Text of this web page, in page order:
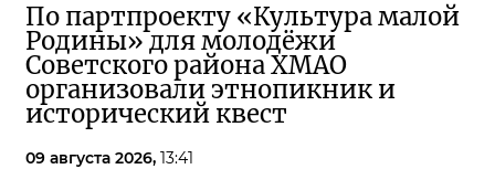
По партпроекту «Культура малой
Родины» для молодёжи
Советского района ХМАО
организовали этнопикник и
исторический квест
09 августа 2026, 13:41